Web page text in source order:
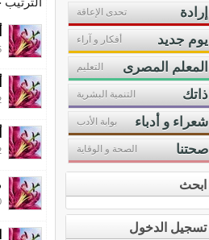
إرادة تحدى الإعاقة
يوم جديد أفكار و آراء
المعلم المصرى التعليم
ذاتك التنمية البشرية
شعراء و أدباء بوابة الأدب
صحتنا الصحة و الوقاية
ابحث
تسجيل الدخول